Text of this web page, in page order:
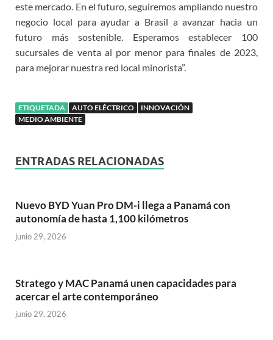
este mercado. En el futuro, seguiremos ampliando nuestro
negocio local para ayudar a Brasil a avanzar hacia un
futuro más sostenible. Esperamos establecer 100
sucursales de venta al por menor para finales de 2023,
para mejorar nuestra red local minorista”.
ETIQUETADA AUTO ELÉCTRICO
INNOVACIÓN
MEDIO AMBIENTE
ENTRADAS RELACIONADAS
Nuevo BYD Yuan Pro DM-i llega a Panamá con
autonomía de hasta 1,100 kilómetros
junio 29, 2026
Stratego y MAC Panamá unen capacidades para
acercar el arte contemporáneo
junio 29, 2026